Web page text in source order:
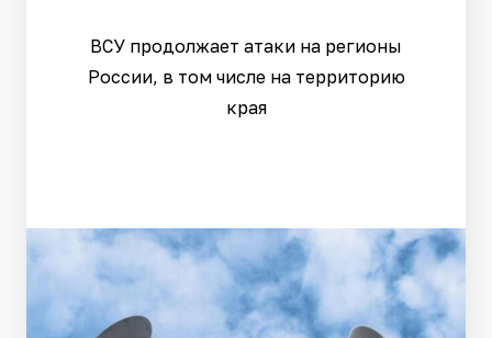
ВСУ продолжает атаки на регионы
России, в том числе на территорию
края